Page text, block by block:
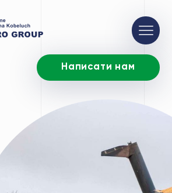
Написати нам